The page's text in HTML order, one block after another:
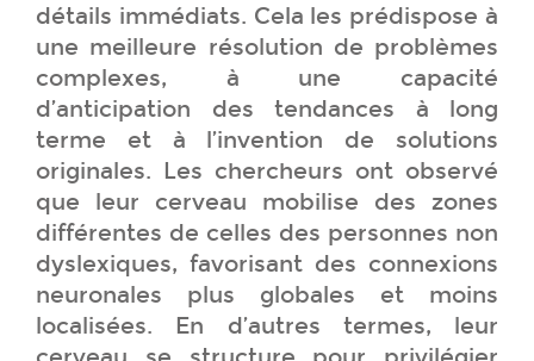
détails immédiats. Cela les prédispose à
une meilleure résolution de problèmes
complexes, à une capacité
d’anticipation des tendances à long
terme et à l’invention de solutions
originales. Les chercheurs ont observé
que leur cerveau mobilise des zones
différentes de celles des personnes non
dyslexiques, favorisant des connexions
neuronales plus globales et moins
localisées. En d’autres termes, leur